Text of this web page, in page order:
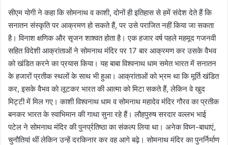
सीएम योगी ने कहा कि सोमनाथ व काशी, दोनों ही इतिहास से हमें संदेश देते हैं कि
सनातन संस्कृति पर आक्रमण हो सकते हैं, पर उसे पराजित नहीं किया जा सकता
है। विनाश क्षणिक और सृजन शाश्वत होता है। एक हजार वर्ष पहले महमूद गजनवी
सहित विदेशी आक्रांताओं ने सोमनाथ मंदिर पर 17 बार आक्रमण कर उसके वैभव
को खंडित करने का प्रयास किया। यह बाबा विश्वनाथ धाम समेत भारत में सनातन
के हजारों प्रतीक स्थलों के साथ भी हुआ। आक्रांताओं को भ्रम था कि मूर्ति खंडित
कर, इसके वैभव को लूटकर भारत की आत्मा को मिटा सकते हैं, लेकिन वे खुद
मिट्टी में मिल गए। काशी विश्वनाथ धाम व सोमनाथ महादेव मंदिर गौरव का प्रतीक
बनकर भारत के स्वाभिमान की गाथा सुना रहे हैं। लौहपुरुष सरदार वल्लभ भाई
पटेल ने सोमनाथ मंदिर की पुनर्प्रतिष्ठा का संकल्प लिया था। अनेक विघ्न-बाधाएं,
चुनौतियां थीं लेकिन उन्हें दरकिनार कर वह आगे बढ़े। सोमनाथ मंदिर का पुनर्निर्माण